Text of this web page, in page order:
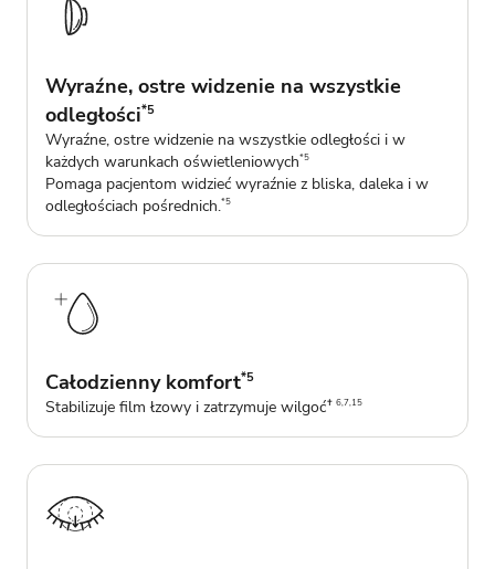
Wyraźne, ostre widzenie na wszystkie
odległości*5
Wyraźne, ostre widzenie na wszystkie odległości i w
każdych warunkach oświetleniowych*5
Pomaga pacjentom widzieć wyraźnie z bliska, daleka i w
odległościach pośrednich.*5
Całodzienny komfort*5
Stabilizuje film łzowy i zatrzymuje wilgoć✝ 6,7,15